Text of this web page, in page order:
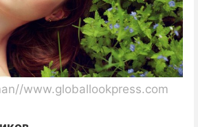
www.globallookpress.com